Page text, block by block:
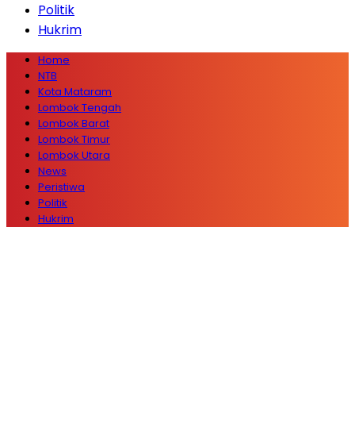
Politik
Hukrim
Home
NTB
Kota Mataram
Lombok Tengah
Lombok Barat
Lombok Timur
Lombok Utara
News
Peristiwa
Politik
Hukrim